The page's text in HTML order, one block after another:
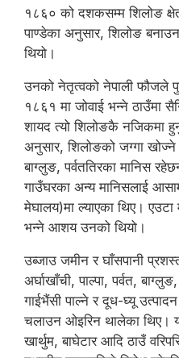
१८६० को दशकसम्म शिलोङ
पाण्डेका अनुसार, शिलोङ
थियो।
उनको नेतृत्वको नेपाली फौजले
१८६१ मा जोवाई भन्ने ठाउँमा
शायद त्यो शिलोङकै नजिकमा
अनुसार, शिलोङको जग्गा खोज्ने
बाग्लुङ, पर्वततिरका मानिस
गाउँघरका अन्य मानिसलाई
मेघालय)मा ल्याएका थिए। एउटा
भन्ने आशय उनको थियो।
उब्जाउ जमीन र घाँसपानी
अर्घाखाँची, पाल्पा, पर्वत,
गाईभैंसी पाल्ने र दूध-घ्यू
चलाउन ओइरिन थालेका थिए।
खार्थुम, बाघेटार आदि ठाउँ